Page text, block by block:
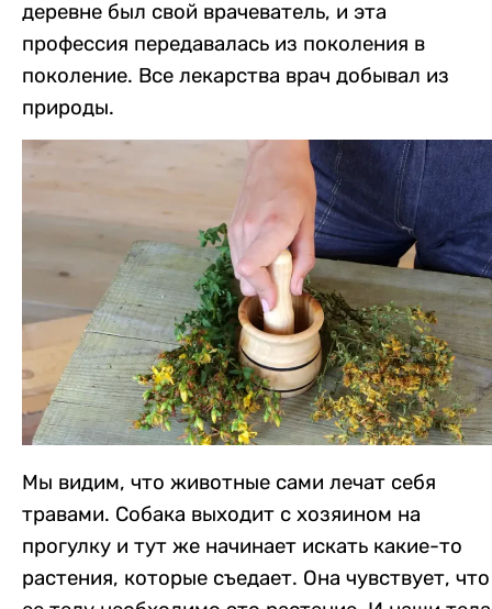
деревне был свой врачеватель, и эта
профессия передавалась из поколения в
поколение. Все лекарства врач добывал из
природы.
Мы видим, что животные сами лечат себя
травами. Собака выходит с хозяином на
прогулку и тут же начинает искать какие-то
растения, которые съедает. Она чувствует, что